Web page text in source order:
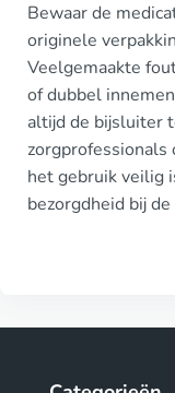
Bewaar de
originele
Veelgemaakte
of dubbel
altijd de bijsluiter
het gebruik veilig
bezorgdheid bij